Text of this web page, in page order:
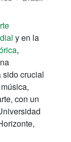
y en la
,
crucial
con un